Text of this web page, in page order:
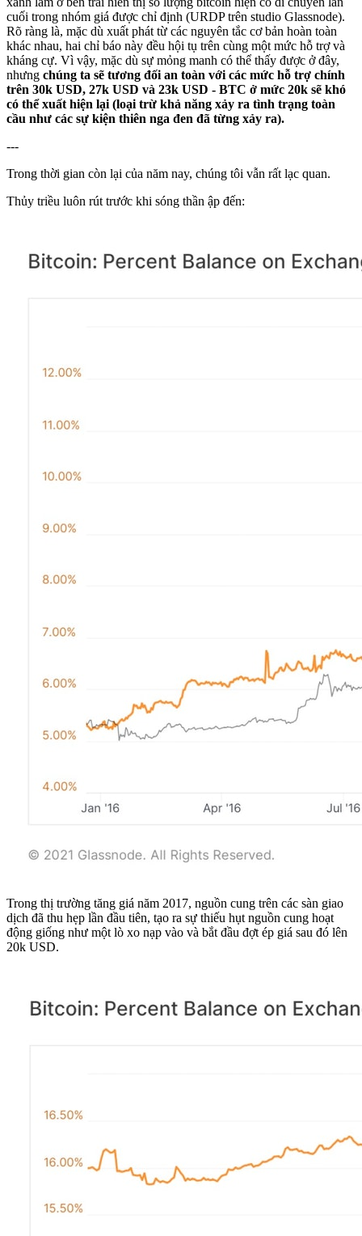
cuối trong nhóm giá được chỉ định (URDP trên studio Glassnode).
Rõ ràng là, mặc dù xuất phát từ các nguyên tắc cơ bản hoàn toàn
khác nhau, hai chỉ báo này đều hội tụ trên cùng một mức hỗ trợ và
kháng cự. Vì vậy, mặc dù sự mỏng manh có thể thấy được ở đây,
nhưng chúng ta sẽ tương đối an toàn với các mức hỗ trợ chính
trên 30k USD, 27k USD và 23k USD - BTC ở mức 20k sẽ khó
có thể xuất hiện lại (loại trừ khả năng xảy ra tình trạng toàn
cầu như các sự kiện thiên nga đen đã từng xảy ra).
---
Trong thời gian còn lại của năm nay, chúng tôi vẫn rất lạc quan.
Thủy triều luôn rút trước khi sóng thần ập đến:
Trong thị trường tăng giá năm 2017, nguồn cung trên các sàn giao
dịch đã thu hẹp lần đầu tiên, tạo ra sự thiếu hụt nguồn cung hoạt
động giống như một lò xo nạp vào và bắt đầu đợt ép giá sau đó lên
20k USD.